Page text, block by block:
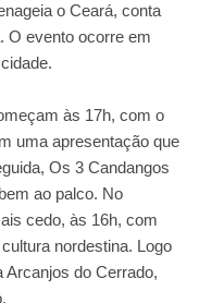
o Ceará, conta
O evento ocorre em
às 17h, com o
uma apresentação que
Os 3 Candangos
ao palco. No
cedo, às 16h, com
nordestina. Logo
Arcanjos do Cerrado,